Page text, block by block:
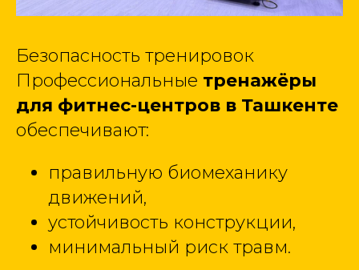
Безопасность тренировок
Профессиональные тренажёры
для фитнес-центров в Ташкенте
обеспечивают:
правильную биомеханику
движений,
устойчивость конструкции,
минимальный риск травм.